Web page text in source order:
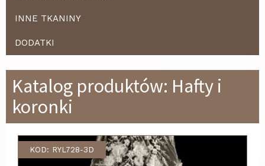
INNE TKANINY
DODATKI
Katalog produktów: Hafty i
koronki
KOD: RYL728-3D